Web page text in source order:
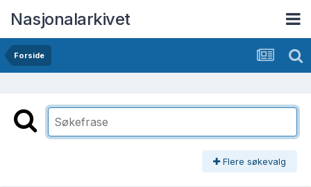
Nasjonalarkivet
Forside
Flere søkevalg